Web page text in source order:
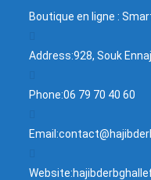
Boutique en ligne :
Address:928, Souk
Phone:06 79 70 40 60
Email:
Website: